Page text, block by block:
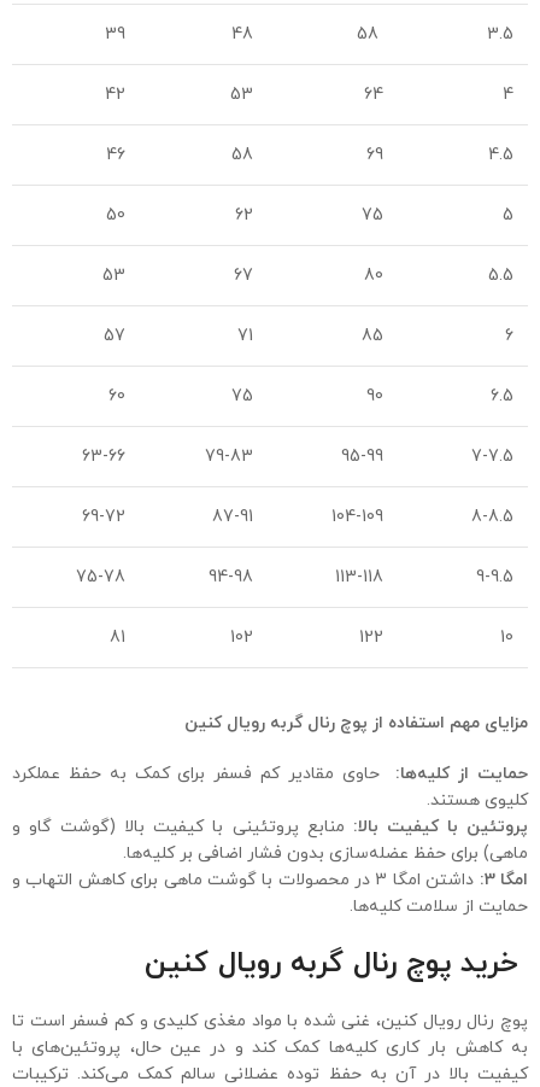
3.5
48
39
4
64
53
42
4.5
69
58
46
5
75
62
50
5.5
80
67
53
6
85
71
57
6.5
90
75
60
7-7.5
95-99
79-83
63-66
8-8.5
104-109
87-91
69-72
9-9.5
113-118
94-98
75-78
10
122
102
81
مزایای مهم استفاده از پوچ رنال گربه رویال کنین
حمایت از کلیه‌ها: حاوی مقادیر کم فسفر برای کمک به حفظ عملکرد
کلیوی هستند.
پروتئین با کیفیت بالا: منابع پروتئینی با کیفیت بالا (گوشت گاو و
ماهی) برای حفظ عضله‌سازی بدون فشار اضافی بر کلیه‌ها.
امگا 3:
داشتن امگا 3 در محصولات با گوشت ماهی برای کاهش التهاب و
حمایت از سلامت کلیه‌ها.
خرید پوچ رنال گربه رویال کنین
پوچ رنال رویال کنین، غنی شده با مواد مغذی کلیدی و کم فسفر است تا
به کاهش بار کاری کلیه‌ها کمک کند و در عین حال، پروتئین‌های با
کیفیت بالا در آن به حفظ توده عضلانی سالم کمک می‌کند. ترکیبات